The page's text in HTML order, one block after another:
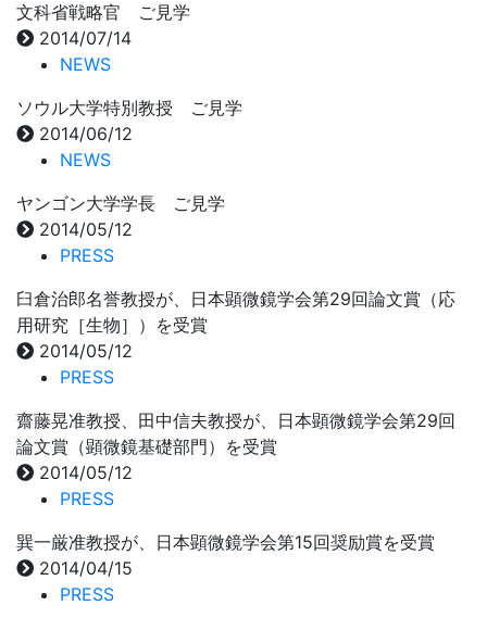
文科省戦略官 ご見学
2014/07/14
NEWS
ソウル大学特別教授 ご見学
2014/06/12
NEWS
ヤンゴン大学学長 ご見学
2014/05/12
PRESS
臼倉治郎名誉教授が、日本顕微鏡学会第29回論文賞（応
用研究［生物］）を受賞
2014/05/12
PRESS
齋藤晃准教授、田中信夫教授が、日本顕微鏡学会第29回
論文賞（顕微鏡基礎部門）を受賞
2014/05/12
PRESS
巽一厳准教授が、日本顕微鏡学会第15回奨励賞を受賞
2014/04/15
PRESS